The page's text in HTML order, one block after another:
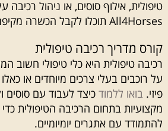
טיפולית, אילוף סוסים, או ניהול רכיבה
All4Horses תוכלו לקבל הכשרה מקיפה ומקצועית.
קורס מדריך רכיבה טיפולית
רכיבה טיפולית היא כלי טיפולי חשוב
על רוכבים בעלי צרכים מיוחדים או
פיזי. בואו ללמודכיצד לעבוד עם סוסים
מקצועיות בתחום הרכיבה הטיפולית
להתמודד עם אתגרים יומיומיים.